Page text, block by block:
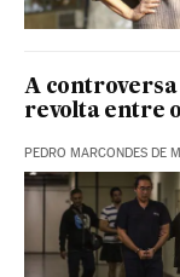
A
revolta entre
PEDRO MARCONDES DE